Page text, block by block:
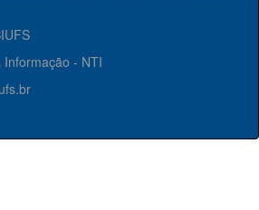
Informação - NTI